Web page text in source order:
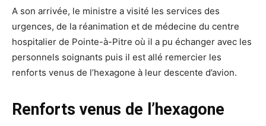
A son arrivée, le ministre a visité les services des
urgences, de la réanimation et de médecine du centre
hospitalier de Pointe-à-Pitre où il a pu échanger avec les
personnels soignants puis il est allé remercier les
renforts venus de l’hexagone à leur descente d’avion.
Renforts venus de l’hexagone